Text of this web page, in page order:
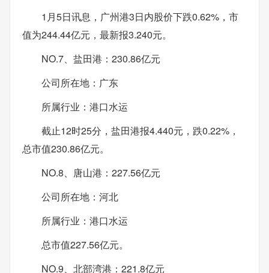
1月5日讯息，广州港3日内股价下跌0.62%，市
值为244.44亿元，最新报3.240元。
NO.7、盐田港：230.86亿元
公司所在地：广东
所属行业：港口水运
截止12时25分，盐田港报4.440元，跌0.22%，
总市值230.86亿元。
NO.8、唐山港：227.56亿元
公司所在地：河北
所属行业：港口水运
总市值227.56亿元。
NO.9、北部湾港：221.8亿元